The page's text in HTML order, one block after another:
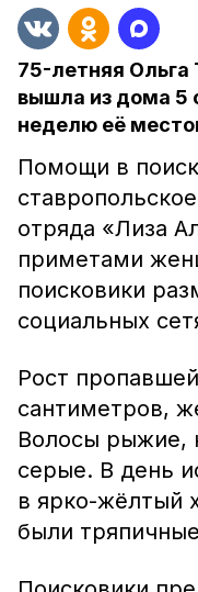
75-летняя Ольга
вышла из дома 5
неделю её
Помощи в
отряда «Лиза
приметами
поисковики
социальных
Рост
сантиметров,
Волосы рыжие,
серые. В день
в ярко-жёлтый
были